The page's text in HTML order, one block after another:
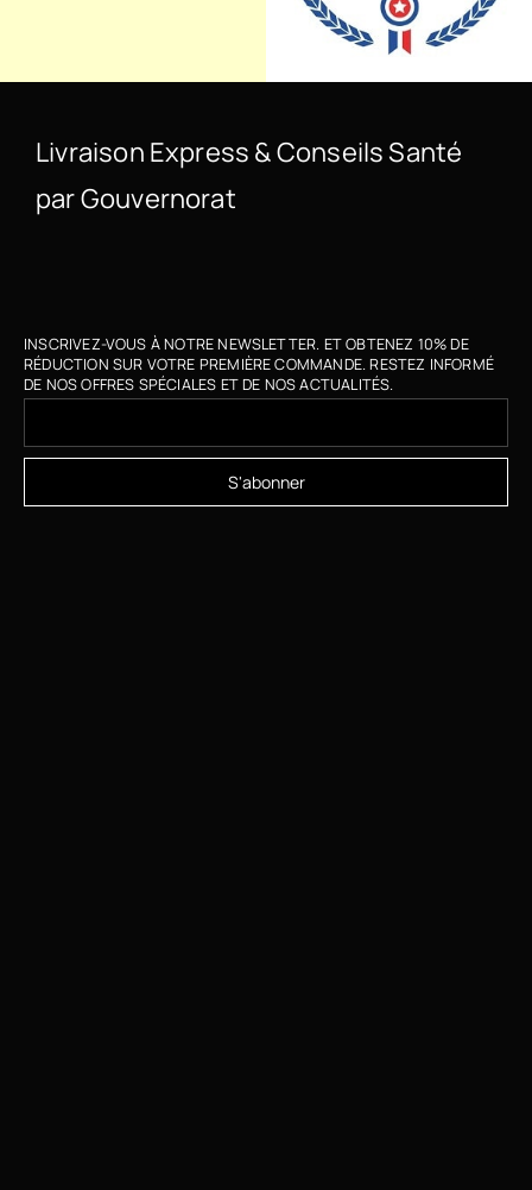
Livraison Express & Conseils Santé
par Gouvernorat
INSCRIVEZ-VOUS À NOTRE NEWSLETTER. ET OBTENEZ 10% DE
RÉDUCTION SUR VOTRE PREMIÈRE COMMANDE. RESTEZ INFORMÉ
DE NOS OFFRES SPÉCIALES ET DE NOS ACTUALITÉS.